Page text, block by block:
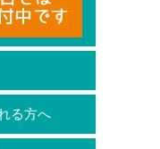
る方へ